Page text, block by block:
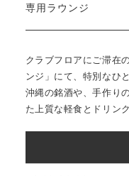
専用ラウンジ
クラブフロアにご滞在
ンジ」にて、特別なひ
沖縄の銘酒や、手作り
た上質な軽食とドリン